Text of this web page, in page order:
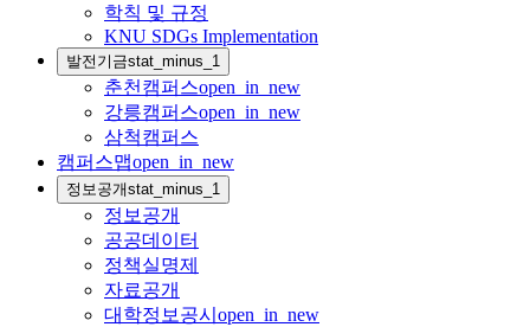
학칙 및 규정
KNU SDGs Implementation
발전기금stat_minus_1
춘천캠퍼스open_in_new
강릉캠퍼스open_in_new
삼척캠퍼스
캠퍼스맵open_in_new
정보공개stat_minus_1
정보공개
공공데이터
정책실명제
자료공개
대학정보공시 open_in_new